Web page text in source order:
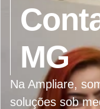
MG
Na Ampliare,
soluções sob